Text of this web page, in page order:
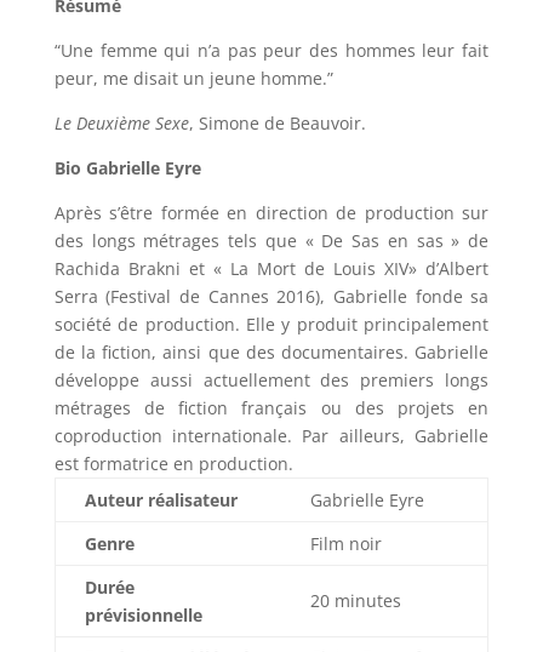
Résumé
“Une femme qui n’a pas peur des hommes leur fait
peur, me disait un jeune homme.”
Le Deuxième Sexe, Simone de Beauvoir.
Bio Gabrielle Eyre
Après s’être formée en direction de production sur
des longs métrages tels que « De Sas en sas » de
Rachida Brakni et « La Mort de Louis XIV» d’Albert
Serra (Festival de Cannes 2016), Gabrielle fonde sa
société de production. Elle y produit principalement
de la fiction, ainsi que des documentaires. Gabrielle
développe aussi actuellement des premiers longs
métrages de fiction français ou des projets en
coproduction internationale. Par ailleurs, Gabrielle
est formatrice en production.
Auteur réalisateur
Gabrielle Eyre
Genre
Film noir
Durée
prévisionnelle
20 minutes